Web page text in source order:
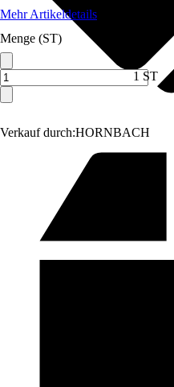
Verkauf durch:HORNBACH
Mehr Artikeldetails
Menge (ST)
1 ST